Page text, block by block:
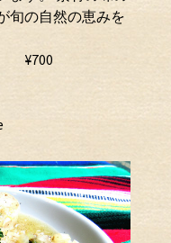
旬の自然の恵みを
い。